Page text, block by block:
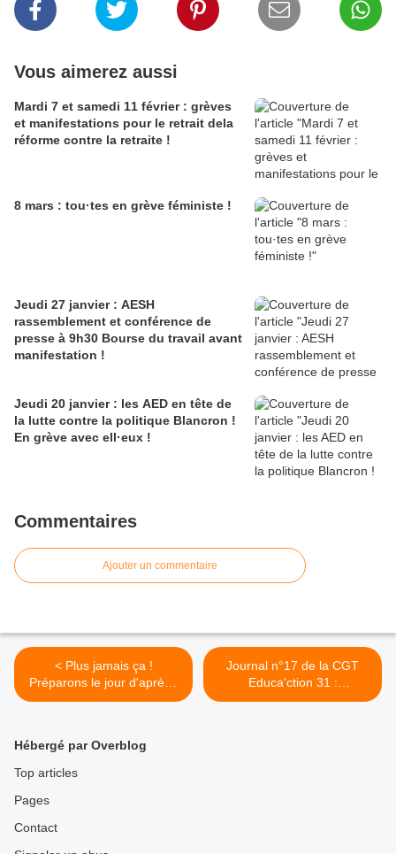
Vous aimerez aussi
Mardi 7 et samedi 11 février : grèves
et manifestations pour le retrait dela
réforme contre la retraite !
8 mars : tou·tes en grève féministe !
Jeudi 27 janvier : AESH
rassemblement et conférence de
presse à 9h30 Bourse du travail avant
manifestation !
Jeudi 20 janvier : les AED en tête de
la lutte contre la politique Blancron !
En grève avec ell·eux !
Commentaires
Ajouter un commentaire
< Plus jamais ça !
Préparons le jour d'après !
Signez et faites signer la
Journal n°17 de la CGT
Educa'ction 31 :
Confinement et continuité
Hébergé par Overblog
Top articles
Pages
Contact